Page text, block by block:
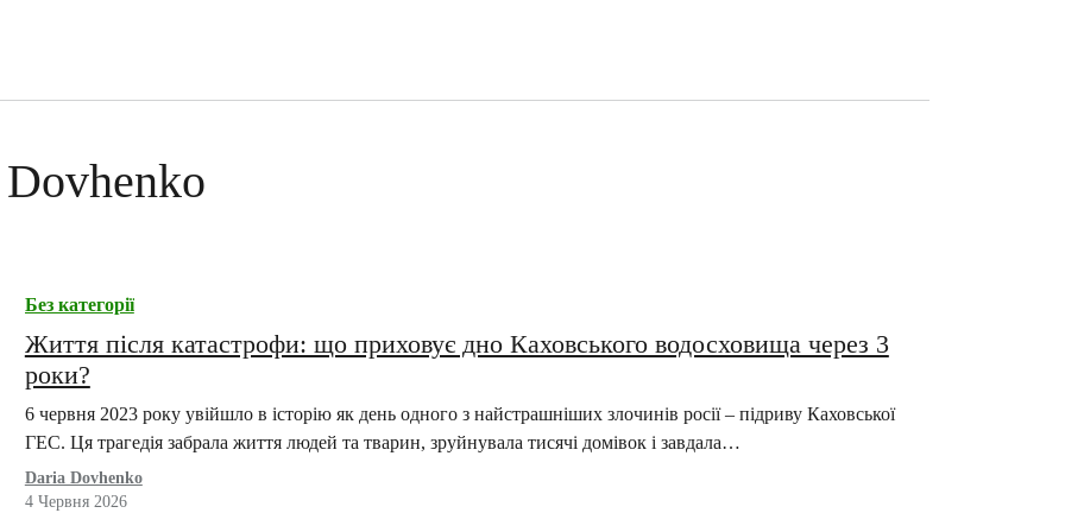
Dovhenko
Без категорії
Життя після катастрофи: що приховує дно Каховського водосховища через 3
роки?
6 червня 2023 року увійшло в історію як день одного з найстрашніших злочинів росії – підриву Каховської
ГЕС. Ця трагедія забрала життя людей та тварин, зруйнувала тисячі домівок і завдала…
Daria Dovhenko
4 Червня 2026